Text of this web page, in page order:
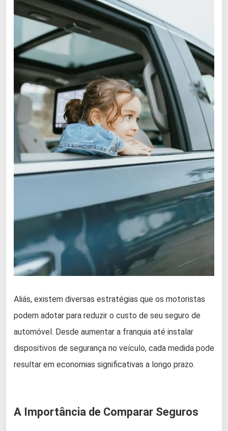
Aliás, existem diversas estratégias que os motoristas
podem adotar para reduzir o custo de seu seguro de
automóvel. Desde aumentar a franquia até instalar
dispositivos de segurança no veículo, cada medida pode
resultar em economias significativas a longo prazo.
A Importância de Comparar Seguros